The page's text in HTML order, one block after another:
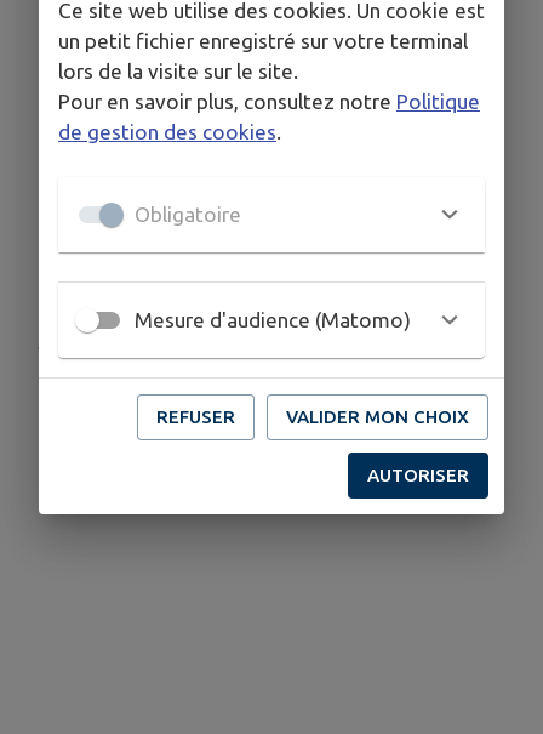
Vous trouverez ci-dessous l'arrêtén° 1764/2026
dans son intégralité et notamment l'annexe 2
indiquant ce qui autorisé ou interdit
Télécharger la pièce jointe
Publié par Eric BLONDEAU
Ce site web utilise des cookies. Un cookie est
un petit fichier enregistré sur votre terminal
lors de la visite sur le site.
Pour en savoir plus, consultez notre Politique
de gestion des cookies
Obligatoire
Mesure d'audience (Matomo)
REFUSER VALIDER MON CHOIX
AUTORISER